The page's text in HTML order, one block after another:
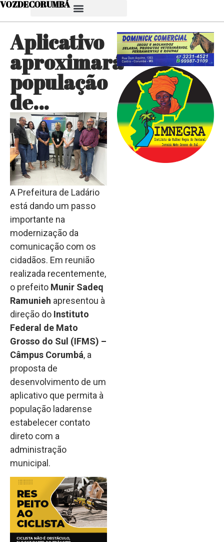
VOZDECORUMBÁ
Aplicativo
aproximará
população
de…
A Prefeitura de Ladário
está dando um passo
importante na
modernização da
comunicação com os
cidadãos. Em reunião
realizada recentemente,
o prefeito Munir Sadeq
Ramunieh apresentou à
direção do Instituto
Federal de Mato
Grosso do Sul (IFMS) –
Câmpus Corumbá, a
proposta de
desenvolvimento de um
aplicativo que permita à
população ladarense
estabelecer contato
direto com a
administração
municipal.